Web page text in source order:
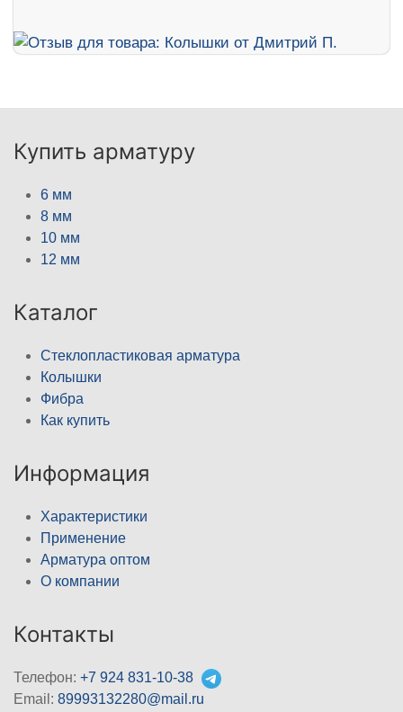
Купить арматуру
6 мм
8 мм
10 мм
12 мм
Каталог
Стеклопластиковая арматура
Колышки
Фибра
Как купить
Информация
Характеристики
Применение
Арматура оптом
О компании
Контакты
Телефон: +7 924 831-10-38
Email: 89993132280@mail.ru